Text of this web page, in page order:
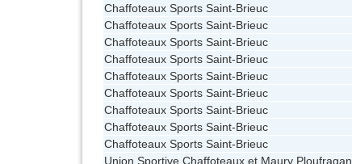
Chaffoteaux Sports Saint-Brieuc
Chaffoteaux Sports Saint-Brieuc
Chaffoteaux Sports Saint-Brieuc
Chaffoteaux Sports Saint-Brieuc
Chaffoteaux Sports Saint-Brieuc
Chaffoteaux Sports Saint-Brieuc
Chaffoteaux Sports Saint-Brieuc
Chaffoteaux Sports Saint-Brieuc
Chaffoteaux Sports Saint-Brieuc
Union Sportive Chaffoteaux et Maury Ploufragan